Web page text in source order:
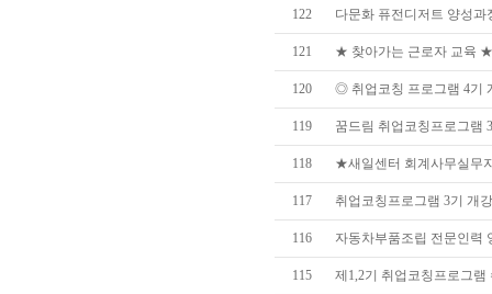
122 다문화 퓨전디저트 양성과
121 ★ 찾아가는 근로자 교육
120 ◎ 취업코칭 프로그램 4기
119 꿈드림 취업코칭프로그램
118 ★새일센터 회계사무실무
117 취업코칭프로그램 3기 개
116 자동차부품조립 전문인력
115 제1,2기 취업코칭프로그램